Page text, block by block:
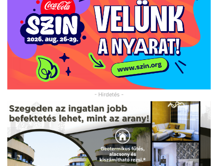
- Hirdetés -